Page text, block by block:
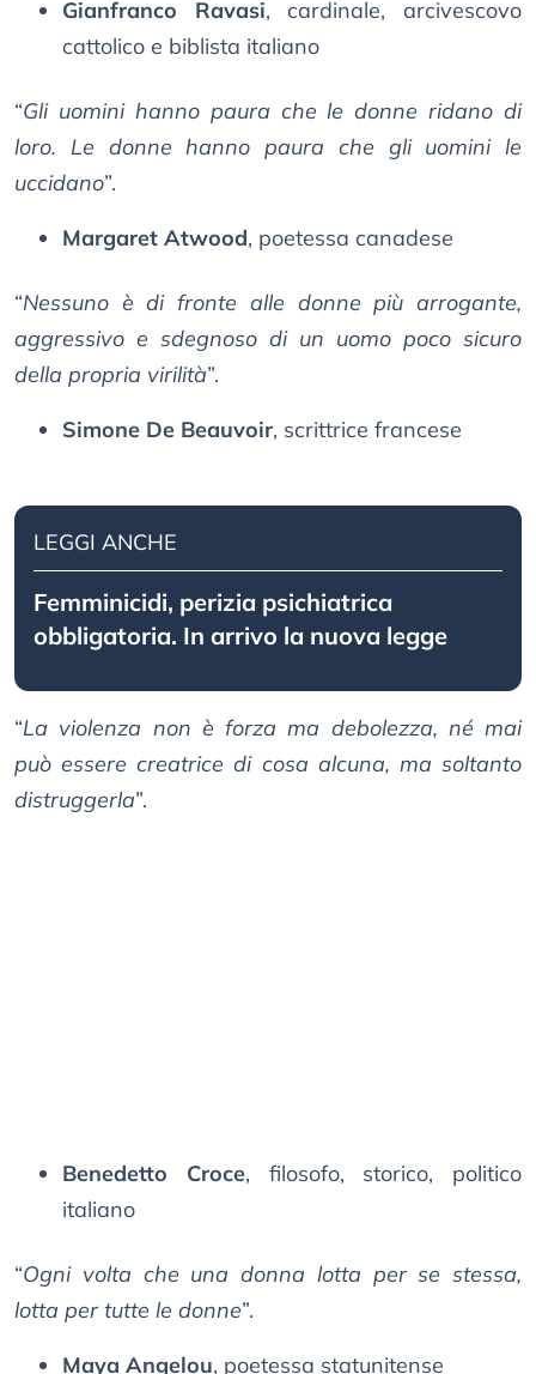
Gianfranco Ravasi, cardinale, arcivescovo
cattolico e biblista italiano
“Gli uomini hanno paura che le donne ridano di
loro. Le donne hanno paura che gli uomini le
uccidano”.
Margaret Atwood, poetessa canadese
“Nessuno è di fronte alle donne più arrogante,
aggressivo e sdegnoso di un uomo poco sicuro
della propria virilità”.
Simone De Beauvoir, scrittrice francese
LEGGI ANCHE
Femminicidi, perizia psichiatrica
obbligatoria. In arrivo la nuova legge
“La violenza non è forza ma debolezza, né mai
può essere creatrice di cosa alcuna, ma soltanto
distruggerla”.
Benedetto Croce, filosofo, storico, politico
italiano
“Ogni volta che una donna lotta per se stessa,
lotta per tutte le donne”.
Maya Angelou, poetessa statunitense